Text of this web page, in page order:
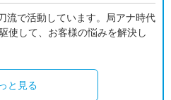
流で活動しています。局アナ時代
使して、お客様の悩みを解決し
と見る